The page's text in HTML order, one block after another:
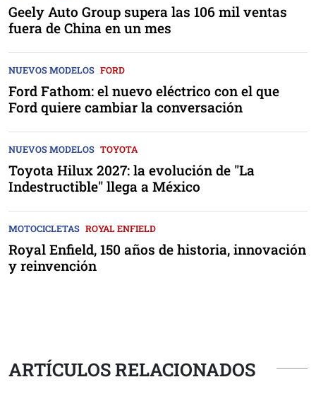
Geely Auto Group supera las 106 mil ventas
fuera de China en un mes
NUEVOS MODELOS FORD
Ford Fathom: el nuevo eléctrico con el que
Ford quiere cambiar la conversación
NUEVOS MODELOS TOYOTA
Toyota Hilux 2027: la evolución de "La
Indestructible" llega a México
MOTOCICLETAS ROYAL ENFIELD
Royal Enfield, 150 años de historia, innovación
y reinvención
ARTÍCULOS RELACIONADOS